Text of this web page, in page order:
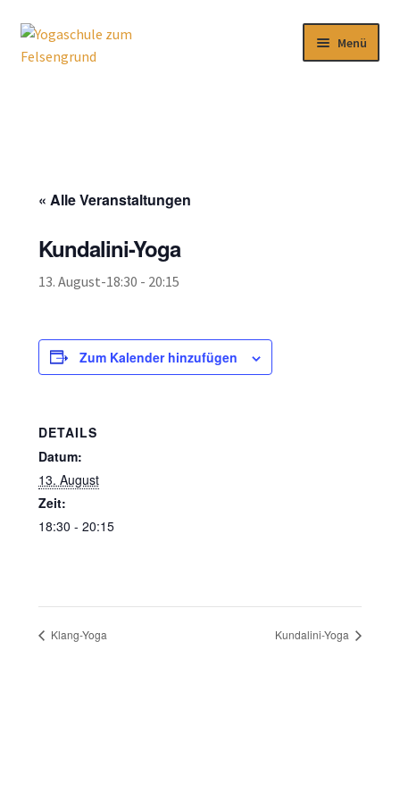
Zur
Navigation
Zum
Inhalt
Menü
Impressum
« Alle Veranstaltungen
Kundalini-Yoga
13. August-18:30 - 20:15
Zum Kalender hinzufügen
DETAILS
Datum:
13. August
Zeit:
18:30 - 20:15
Klang-Yoga Kundalini-Yoga